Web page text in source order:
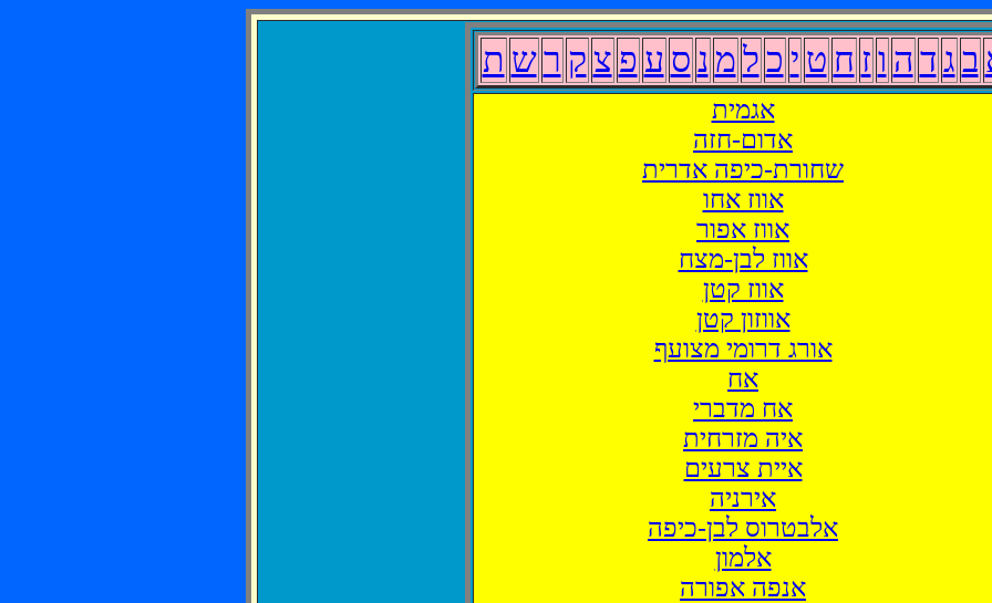
ת שר קצ פ ע סנ מלכ י ט ח זו הדגב
אגמית
אדום-חזה
שחורת-כיפה אדרית
אווז אחו
אווז אפור
אווז לבן-מצח
אווז קטן
אווזון קטן
אורג דרומי מצועף
אח
אח מדברי
איה מזרחית
איית צרעים
אירניה
אלבטרוס לבן-כיפה
אלמון
אנפה אפורה